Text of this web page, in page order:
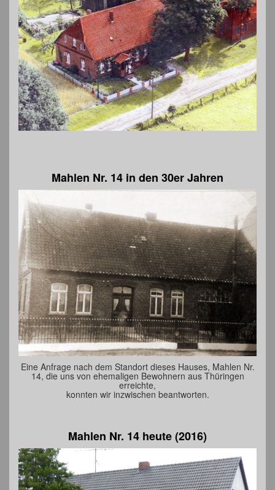
Mahlen Nr. 14 in den 30er Jahren
Eine Anfrage nach dem Standort dieses Hauses, Mahlen Nr.
14, die uns von ehemaligen Bewohnern aus Thüringen
erreichte,
konnten wir inzwischen beantworten.
Mahlen Nr. 14 heute (2016)